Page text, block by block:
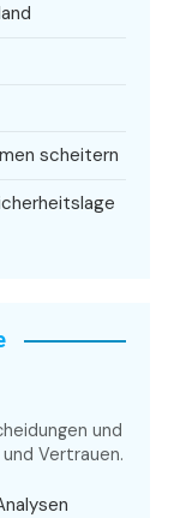
scheitern
und
Vertrauen.